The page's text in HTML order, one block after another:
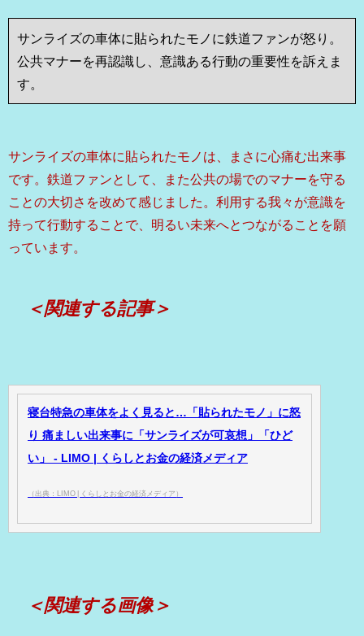
サンライズの車体に貼られたモノに鉄道ファンが怒り。
公共マナーを再認識し、意識ある行動の重要性を訴えま
す。
サンライズの車体に貼られたモノは、まさに心痛む出来事
です。鉄道ファンとして、また公共の場でのマナーを守る
ことの大切さを改めて感じました。利用する我々が意識を
持って行動することで、明るい未来へとつながることを願
っています。
＜関連する記事＞
寝台特急の車体をよく見ると…「貼られたモノ」に怒
り 痛ましい出来事に「サンライズが可哀想」「ひど
い」 - LIMO | くらしとお金の経済メディア
（出典：LIMO | くらしとお金の経済メディア）
＜関連する画像＞